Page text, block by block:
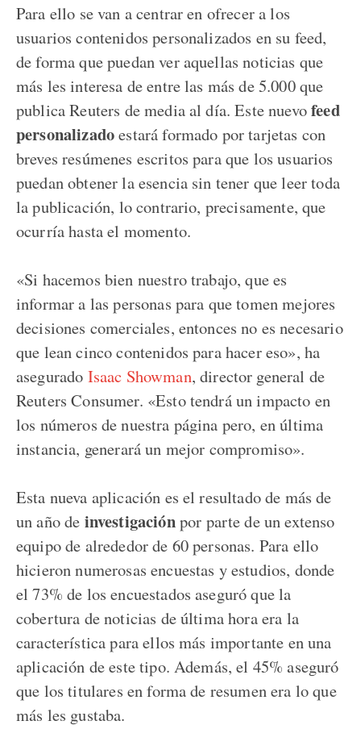
Para ello se van a centrar en ofrecer a los
usuarios contenidos personalizados en su feed,
de forma que puedan ver aquellas noticias que
más les interesa de entre las más de 5.000 que
publica Reuters de media al día. Este nuevofeed
personalizadoestará formado por tarjetas con
breves resúmenes escritos para que los usuarios
puedan obtener la esencia sin tener que leer toda
la publicación, lo contrario, precisamente, que
ocurría hasta el momento.
«Si hacemos bien nuestro trabajo, que es
informar a las personas para que tomen mejores
decisiones comerciales, entonces no es necesario
que lean cinco contenidos para hacer eso», ha
asegurado Isaac Showman, director general de
Reuters Consumer. «Esto tendrá un impacto en
los números de nuestra página pero, en última
instancia, generará un mejor compromiso».
Esta nueva aplicación es el resultado de más de
un año de investigaciónpor parte de un extenso
equipo de alrededor de 60 personas. Para ello
hicieron numerosas encuestas y estudios, donde
el 73% de los encuestados aseguró que la
cobertura de noticias de última hora era la
característica para ellos más importante en una
aplicación de este tipo. Además, el 45% aseguró
que los titulares en forma de resumen era lo que
más les gustaba.